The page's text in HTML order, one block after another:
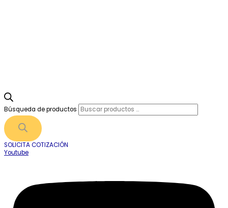
Búsqueda de productos
SOLICITA COTIZACIÓN
Youtube